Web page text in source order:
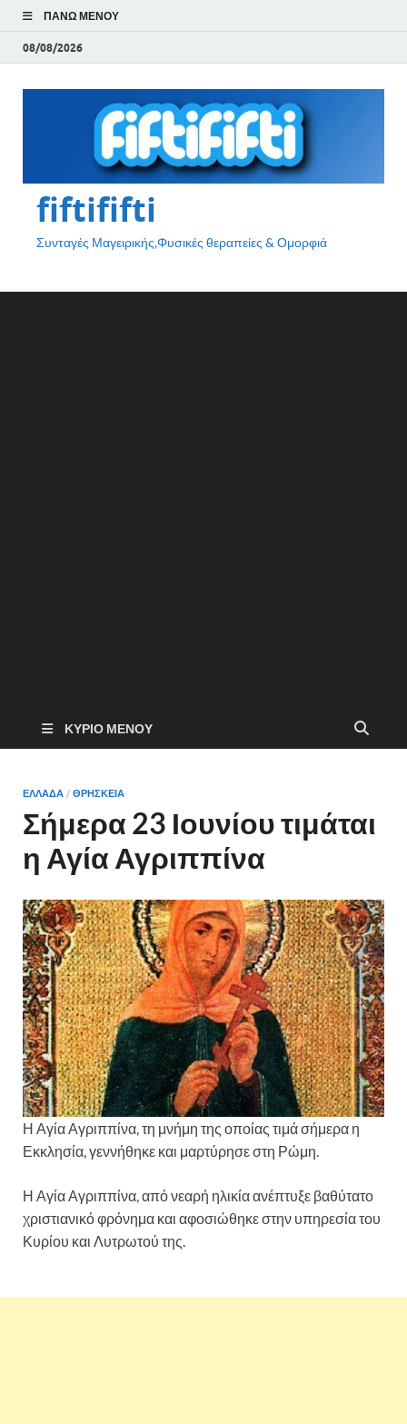
ΠΆΝΩ ΜΕΝΟΎ
08/08/2026
fiftififti
Συνταγές Μαγειρικής,Φυσικές θεραπείες & Ομορφιά
ΚΎΡΙΟ ΜΕΝΟΎ
ΕΛΛΑΔΑ / ΘΡΗΣΚΕΙΑ
Σήμερα 23 Ιουνίου τιμάται
η Αγία Αγριππίνα
Η Αγία Αγριππίνα, τη μνήμη της οποίας τιμά σήμερα η
Εκκλησία, γεννήθηκε και μαρτύρησε στη Ρώμη.
Η Αγία Αγριππίνα, από νεαρή ηλικία ανέπτυξε βαθύτατο
χριστιανικό φρόνημα και αφοσιώθηκε στην υπηρεσία του
Κυρίου και Λυτρωτού της.